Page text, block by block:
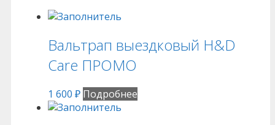
Вальтрап выездковый H&D
Care ПРОМО
1 600 ₽ Подробнее